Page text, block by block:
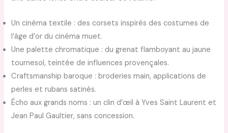
Un cinéma textile : des corsets inspirés des costumes de
l’âge d’or du cinéma muet.
Une palette chromatique : du grenat flamboyant au jaune
tournesol, teintée de influences provençales.
Craftsmanship baroque : broderies main, applications de
perles et rubans satinés.
Écho aux grands noms : un clin d’œil à Yves Saint Laurent et
Jean Paul Gaultier, sans concession.